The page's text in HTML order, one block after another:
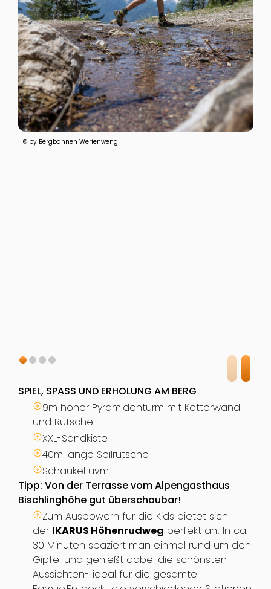
© by Bergbahnen Werfenweng
SPIEL, SPASS UND ERHOLUNG AM BERG
9m hoher Pyramidenturm mit Ketterwand
und Rutsche
XXL-Sandkiste
40m lange Seilrutsche
Schaukel uvm.
Tipp: Von der Terrasse vom Alpengasthaus
Bischlinghöhe gut überschaubar!
Zum Auspowern für die Kids bietet sich
der IKARUS Höhenrudweg perfekt an! In ca.
30 Minuten spaziert man einmal rund um den
Gipfel und genießt dabei die schönsten
Aussichten- ideal für die gesamte